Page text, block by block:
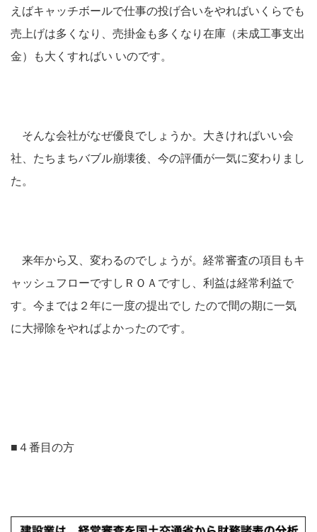
えばキャッチボールで仕事の投げ合いをやればいくらでも
売上げは多くなり、売掛金も多くなり在庫（未成工事支出
金）も大くすればい いのです。
そんな会社がなぜ優良でしょうか。大きければいい会
社、たちまちバブル崩壊後、今の評価が一気に変わりまし
た。
来年から又、変わるのでしょうが。経常審査の項目もキ
ャッシュフローですしＲＯＡですし、利益は経常利益で
す。今までは２年に一度の提出でし たので間の期に一気
に大掃除をやればよかったのです。
■４番目の方